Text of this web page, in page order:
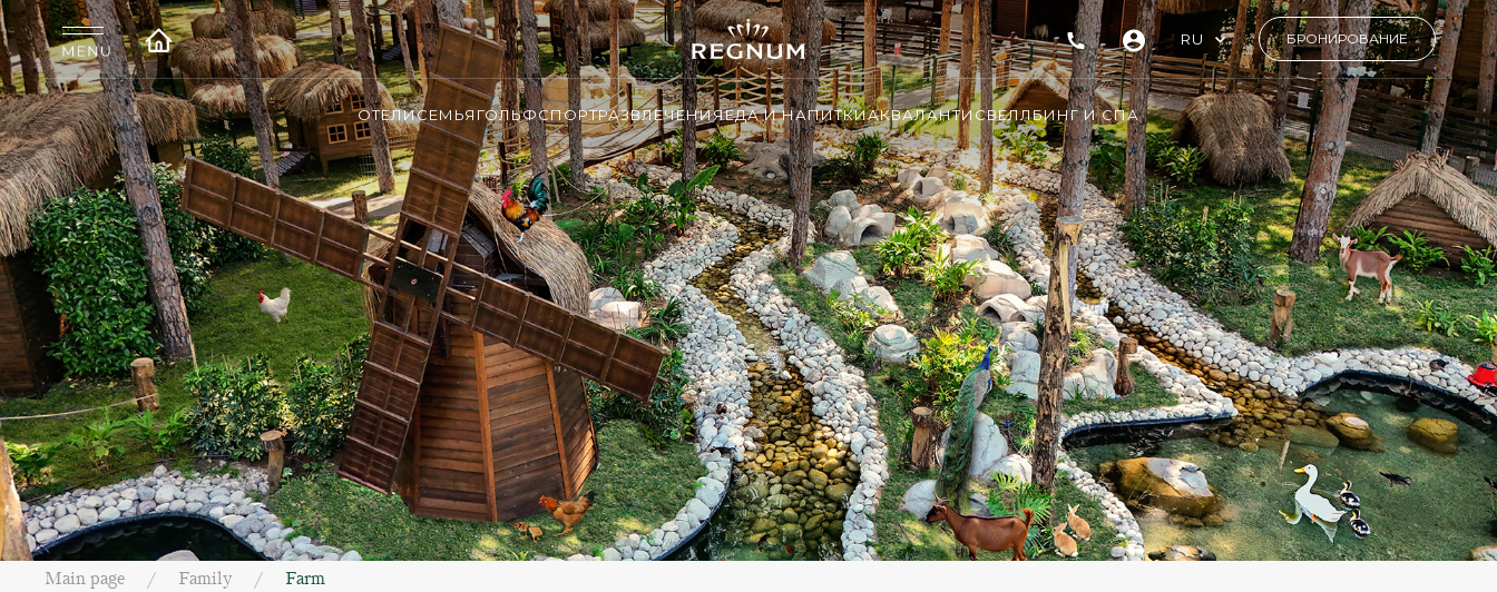
RU БРОНИРОВАНИЕ
ОТЕЛИСЕМЬЯГОЛЬФСПОРТРАЗВЛЕЧЕНИЯЕДА И НАПИТКИАКВАЛАНТИСВЕЛЛБИНГ И СПА
Main page Family Farm